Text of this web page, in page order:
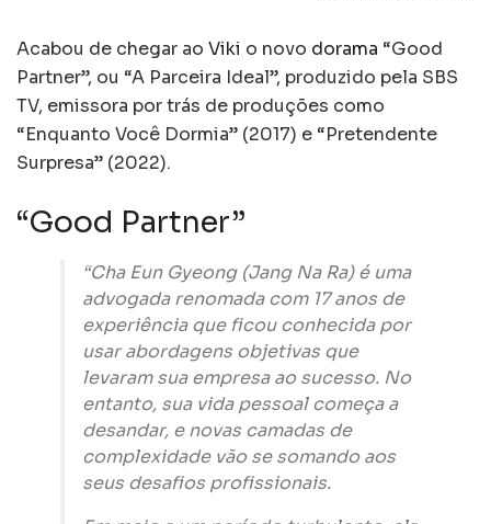
Acabou de chegar ao Viki o novo dorama “Good
Partner”, ou “A Parceira Ideal”, produzido pela SBS
TV, emissora por trás de produções como
“Enquanto Você Dormia” (2017) e “Pretendente
Surpresa” (2022).
“Good Partner”
“Cha Eun Gyeong (Jang Na Ra) é uma
advogada renomada com 17 anos de
experiência que ficou conhecida por
usar abordagens objetivas que
levaram sua empresa ao sucesso. No
entanto, sua vida pessoal começa a
desandar, e novas camadas de
complexidade vão se somando aos
seus desafios profissionais.